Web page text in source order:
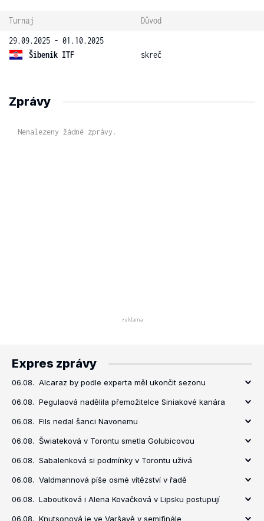
Turnaj
Důvod
29.09.2025 - 01.10.2025
Šibenik ITF
skreč
Zprávy
Nenalezeny žádné zprávy.
Expres zprávy
06.08. Alcaraz by podle experta měl ukončit sezonu
06.08. Pegulaová nadělila přemožitelce Siniakové kanára
06.08. Fils nedal šanci Navonemu
06.08. Šwiateková v Torontu smetla Golubicovou
06.08. Sabalenková si podmínky v Torontu užívá
06.08. Valdmannová píše osmé vítězství v řadě
06.08. Laboutková i Alena Kovačková v Lipsku postupují
06.08. Knutsonová je ve Varšavě v semifinále